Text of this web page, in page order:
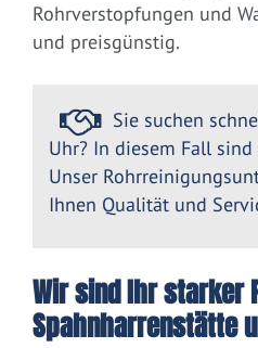
Rohrverstopfungen und
und preisgünstig.
Sie suchen
Uhr? In diesem Fall
Unser
Ihnen Qualität und
Wir sind Ihr starker
Spahnharrenstätte